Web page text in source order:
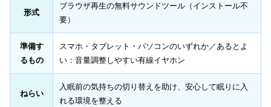
形式
ブラウザ再生の無料サウンドツール（インストール不
要）
準備す
るもの
スマホ・タブレット・パソコンのいずれか／あるとよ
い：音量調整しやすい有線イヤホン
ねらい
入眠前の気持ちの切り替えを助け、安心して眠りに入
れる環境を整える